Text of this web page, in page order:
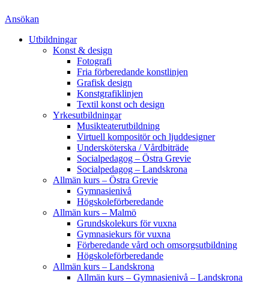
Ansökan
Utbildningar
Konst & design
Fotografi
Fria förberedande konstlinjen
Grafisk design
Konstgrafiklinjen
Textil konst och design
Yrkesutbildningar
Musikteaterutbildning
Virtuell kompositör och ljuddesigner
Undersköterska / Vårdbiträde
Socialpedagog – Östra Grevie
Socialpedagog – Landskrona
Allmän kurs – Östra Grevie
Gymnasienivå
Högskoleförberedande
Allmän kurs – Malmö
Grundskolekurs för vuxna
Gymnasiekurs för vuxna
Förberedande vård och omsorgsutbildning
Högskoleförberedande
Allmän kurs – Landskrona
Allmän kurs – Gymnasienivå – Landskrona